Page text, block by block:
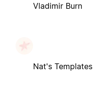
Vladimir Burn
Nat's Templates